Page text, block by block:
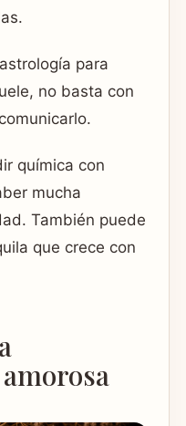
para
no basta con
química con
mucha
También puede
que crece con